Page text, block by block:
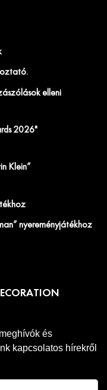
elleni
2026"
Klein”
nyereményjátékhoz
és
kapcsolatos hírekről